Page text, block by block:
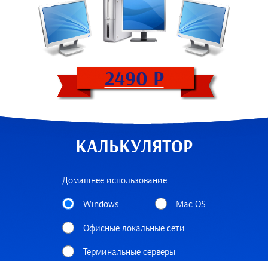
2490 Р
КАЛЬКУЛЯТОР
Домашнее использование
Windows
Mac OS
Офисные локальные сети
Терминальные серверы